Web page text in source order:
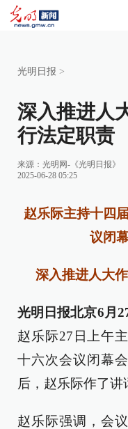
光明日报 >
深入推进人
行法定职责
来源： 光明网-《光明日报》
2025-06-28 05:25
赵乐际主持十四
议闭
深入推进人大
光明日报北京6月
赵乐际27日上午
十六次会议闭幕
后，赵乐际作了讲
赵乐际强调，会